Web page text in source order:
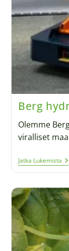
Berg
Olemme
viralliset
Jatka Lukemista